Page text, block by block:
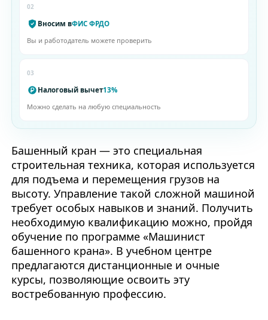
02
Вносим вФИС ФРДО
Вы и работодатель можете проверить
03
Налоговый вычет13%
Можно сделать на любую специальность
Башенный кран — это специальная
строительная техника, которая используется
для подъема и перемещения грузов на
высоту. Управление такой сложной машиной
требует особых навыков и знаний. Получить
необходимую квалификацию можно, пройдя
обучение по программе «Машинист
башенного крана». В учебном центре
предлагаются дистанционные и очные
курсы, позволяющие освоить эту
востребованную профессию.